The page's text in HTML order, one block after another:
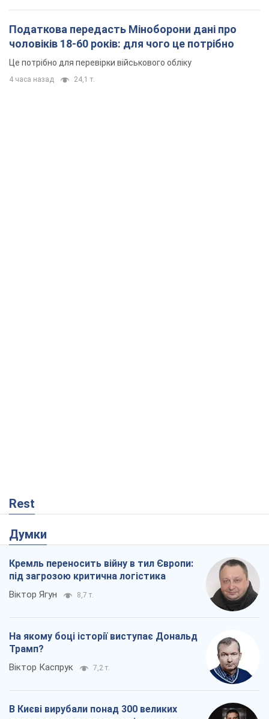
Податкова передасть Міноборони дані про
чоловіків 18-60 років: для чого це потрібно
Це потрібно для перевірки військового обліку
4 часа назад 24,1 т.
Rest
Думки
Кремль переносить війну в тил Європи:
під загрозою критична логістика
Віктор Ягун 8,7 т.
На якому боці історії виступає Дональд
Трамп?
Віктор Каспрук 7,2 т.
В Києві вирубали понад 300 великих